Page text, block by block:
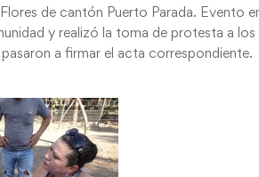
de cantón Puerto Parada. Evento
y realizó la toma de protesta a los
a firmar el acta correspondiente.